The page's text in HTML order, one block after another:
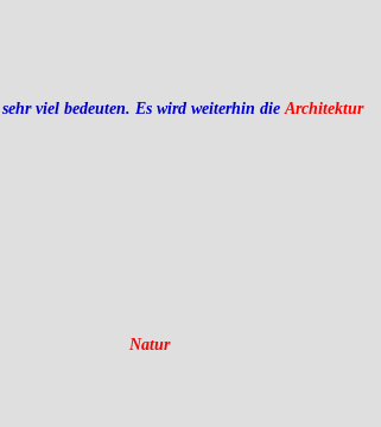
sehr viel bedeuten. Es wird weiterhin dieArchitektur
Natur